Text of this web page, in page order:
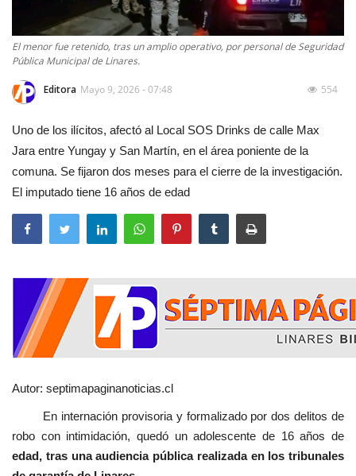
Espectáculos
El menor fue retenido, tras un amplio operativo, por personal de Seguridad
Pública Municipal de Linares.
Editora Mayo 9, 2026 - 07:48 554
Uno de los ilícitos, afectó al Local SOS Drinks de calle Max
Jara entre Yungay y San Martín, en el área poniente de la
comuna. Se fijaron dos meses para el cierre de la investigación.
El imputado tiene 16 años de edad
Autor: septimapaginanoticias.cl
En internación provisoria y formalizado por dos delitos de
robo con intimidación, quedó un adolescente de 16 años de
edad, tras una audiencia pública realizada en los tribunales